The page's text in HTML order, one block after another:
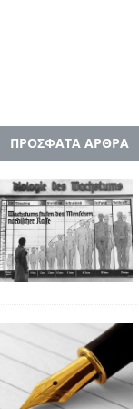
ΠΡΟΣΦΑΤΑ ΑΡΘΡΑ